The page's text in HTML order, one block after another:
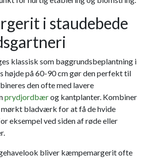
i staudebede
klassisk som baggrundsbeplantning i
højde på 60-90 cm gør den perfekt til
den ofte med lavere
prydjordbærog kantplanter. Kombiner
bladværk for at få de hvide
eksempel ved siden af røde eller
bliver kæmpemargerit ofte